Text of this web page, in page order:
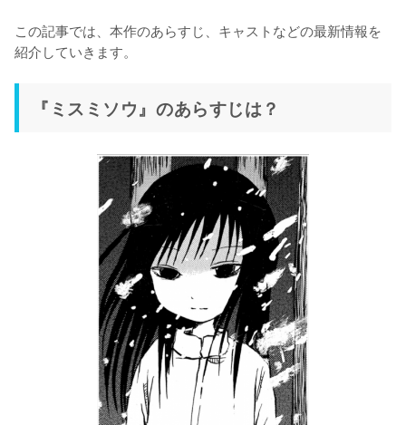
この記事では、本作のあらすじ、キャストなどの最新情報を
紹介していきます。
『ミスミソウ』のあらすじは？